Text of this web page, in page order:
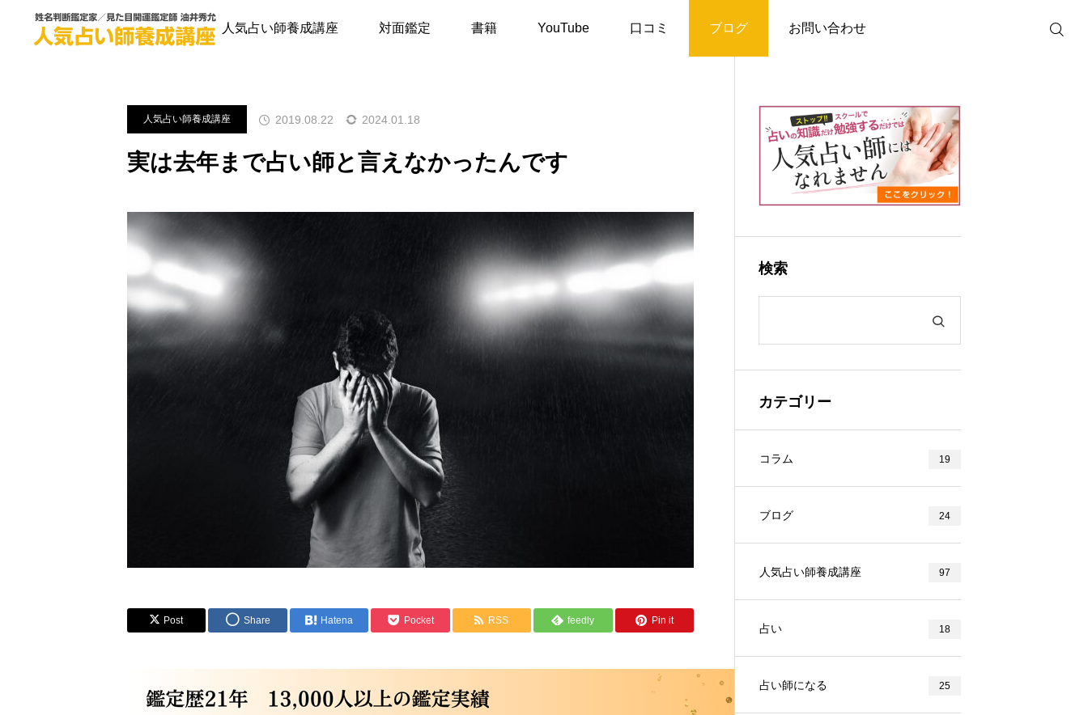
人気占い師養成講座 対面鑑定 書籍 YouTube 口コミ ブログ お問い合わせ
ブログ 人気占い師養成講座 実は去年まで占い師と言えなかったんです
人気占い師養成講座 2019.08.22 2024.01.18
実は去年まで占い師と言えなかったんです
Post Share Hatena Pocket RSS feedly Pin it
検索
カテゴリー
コラム 19
ブログ 24
人気占い師養成講座 97
占い 18
占い師になる 25